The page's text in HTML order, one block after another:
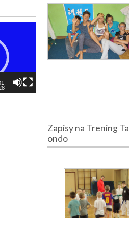
Zapisy na Trening
ondo